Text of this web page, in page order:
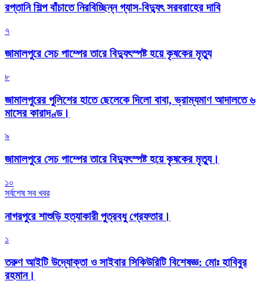
রপ্তানি শিল্প বাঁচাতে নিরবিচ্ছিন্ন গ্যাস-বিদ্যুৎ সরবরাহের দাবি
৭
জামালপুরে সেচ পাম্পের তারে বিদ্যুৎস্পষ্ট হয়ে কৃষকের মৃত্যু
৮
জামালপুরের পুলিশের হাতে ছেলেকে দিলো বাবা, ভ্রাম্যমাণ আদালতে ৬
মাসের কারাদণ্ড।
৯
জামালপুরে সেচ পাম্পের তারে বিদ্যুৎস্পষ্ট হয়ে কৃষকের মৃত্যু।
১০
সর্বশেষ সব খবর
নাগরপুরে শাশুড়ি হত্যাকারী পুত্রবধু গ্রেফতার।
১
তরুণ আইটি উদ্যোক্তা ও সাইবার সিকিউরিটি বিশেষজ্ঞ: মোঃ হাবিবুর
রহমান।